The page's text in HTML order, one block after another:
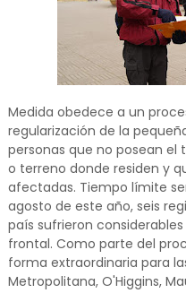
Medida obedece a un
regularización de la
personas que no posean
o terreno donde residen y
afectadas. Tiempo límite
agosto de este año, seis
país sufrieron
frontal. Como parte del
forma extraordinaria para
Metropolitana, O'Higgins,